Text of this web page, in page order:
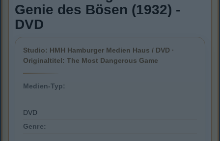
Genie des Bösen (1932) -
DVD
Studio: HMH Hamburger Medien Haus / DVD ·
Originaltitel: The Most Dangerous Game
Medien-Typ:
DVD
Genre: